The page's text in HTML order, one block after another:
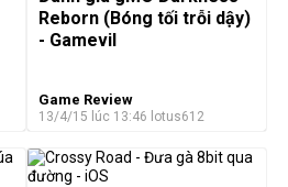
Reborn (Bóng tối trỗi dậy)
- Gamevil
Game Review
13/4/15 lúc 13:46 lotus612